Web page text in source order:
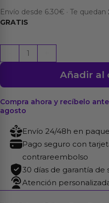
Envío desde 6.30€ · Te quedan
GRATIS
de
Dados
Bésame
cantidad
Añadir al
Compra ahora y recíbelo
agosto
Envío 24/48h en
Pago seguro con
contrareembolso
30 días de garantía de
Atención